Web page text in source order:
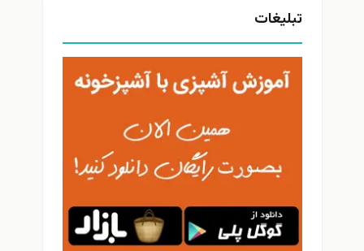
تبلیغات